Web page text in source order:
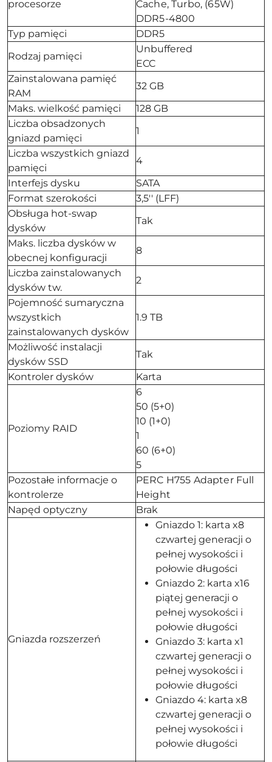
procesorze
Cache, Turbo, (65W)
DDR5-4800
Typ pamięci
DDR5
Rodzaj pamięci
Unbuffered
ECC
Zainstalowana pamięć
RAM
32 GB
Maks. wielkość pamięci
128 GB
Liczba obsadzonych
gniazd pamięci
1
Liczba wszystkich gniazd
pamięci
4
Interfejs dysku
SATA
Format szerokości
3,5'' (LFF)
Obsługa hot-swap
dysków
Tak
Maks. liczba dysków w
obecnej konfiguracji
8
Liczba zainstalowanych
dysków tw.
2
Pojemność sumaryczna
wszystkich
zainstalowanych dysków
1.9 TB
Możliwość instalacji
dysków SSD
Tak
Kontroler dysków
Karta
Poziomy RAID
6
50 (5+0)
10 (1+0)
1
60 (6+0)
5
Pozostałe informacje o
kontrolerze
PERC H755 Adapter Full
Height
Napęd optyczny
Brak
Gniazda rozszerzeń
Gniazdo 1: karta x8
czwartej generacji o
pełnej wysokości i
połowie długości
Gniazdo 2: karta x16
piątej generacji o
pełnej wysokości i
połowie długości
Gniazdo 3: karta x1
czwartej generacji o
pełnej wysokości i
połowie długości
Gniazdo 4: karta x8
czwartej generacji o
pełnej wysokości i
połowie długości